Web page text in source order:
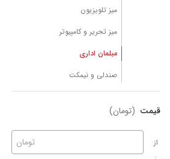
میز تلویزیون
میز تحریر و کامپیوتر
مبلمان اداری
صندلی و نیمکت
قیمت (تومان)
از تومان